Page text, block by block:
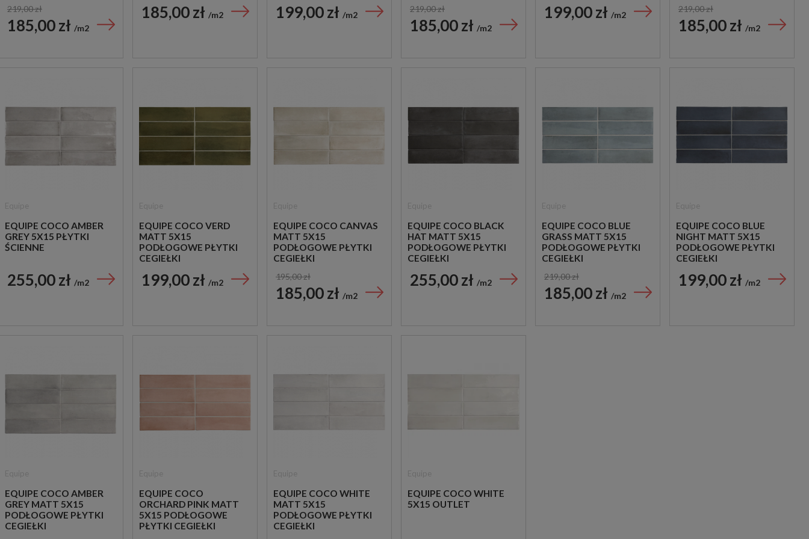
219,00 zł
185,00 zł m2
185,00 zł m2 199,00 zł m2
219,00 zł
185,00 zł m2
199,00 zł m2
219,00 zł
185,00 zł m2
EQUIPE COCO AMBER
GREY 5X15 PŁYTKI
ŚCIENNE
255,00 zł m2
EQUIPE COCO VERD
MATT 5X15
PODŁOGOWE PŁYTKI
CEGIEŁKI
199,00 zł m2
EQUIPE COCO CANVAS
MATT 5X15
PODŁOGOWE PŁYTKI
CEGIEŁKI
195,00 zł
185,00 zł m2
EQUIPE COCO BLACK
HAT MATT 5X15
PODŁOGOWE PŁYTKI
CEGIEŁKI
255,00 zł m2
EQUIPE COCO BLUE
GRASS MATT 5X15
PODŁOGOWE PŁYTKI
CEGIEŁKI
219,00 zł
185,00 zł m2
EQUIPE COCO BLUE
NIGHT MATT 5X15
PODŁOGOWE PŁYTKI
CEGIEŁKI
199,00 zł m2
EQUIPE COCO AMBER
GREY MATT 5X15
PODŁOGOWE PŁYTKI
CEGIEŁKI
EQUIPE COCO
ORCHARD PINK MATT
5X15 PODŁOGOWE
PŁYTKI CEGIEŁKI
EQUIPE COCO WHITE
MATT 5X15
PODŁOGOWE PŁYTKI
CEGIEŁKI
EQUIPE COCO WHITE
5X15 OUTLET